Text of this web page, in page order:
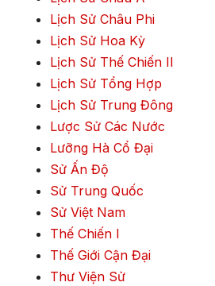
Lịch Sử Châu Phi
Lịch Sử Hoa Kỳ
Lịch Sử Thế Chiến II
Lịch Sử Tổng Hợp
Lịch Sử Trung Đông
Lược Sử Các Nước
Lưỡng Hà Cổ Đại
Sử Ấn Độ
Sử Trung Quốc
Sử Việt Nam
Thế Chiến I
Thế Giới Cận Đại
Thư Viện Sử